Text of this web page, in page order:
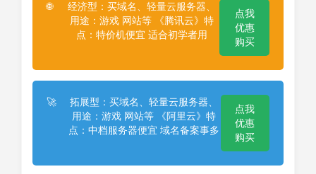
🌐
经济型：买域名、轻量云服务器、
用途：游戏 网站等 《腾讯云》特
点：特价机便宜 适合初学者用
点我
优惠
购买
🚀
拓展型：买域名、轻量云服务器、
用途：游戏 网站等 《阿里云》特
点：中档服务器便宜 域名备案事多
点我
优惠
购买